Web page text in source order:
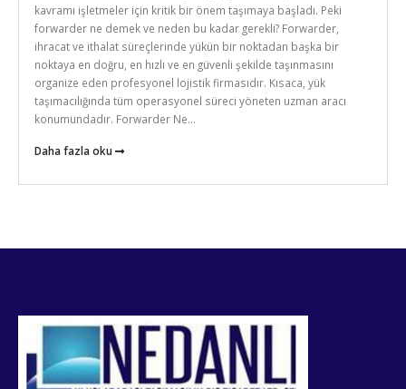
kavramı işletmeler için kritik bir önem taşımaya başladı. Peki
forwarder ne demek ve neden bu kadar gerekli? Forwarder,
ihracat ve ithalat süreçlerinde yükün bir noktadan başka bir
noktaya en doğru, en hızlı ve en güvenli şekilde taşınmasını
organize eden profesyonel lojistik firmasıdır. Kısaca, yük
taşımacılığında tüm operasyonel süreci yöneten uzman aracı
konumundadır. Forwarder Ne...
Daha fazla oku